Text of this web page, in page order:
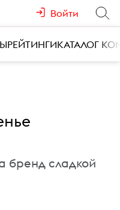
Войти
РЕЙТИНГИКАТАЛОГ
бренд сладкой